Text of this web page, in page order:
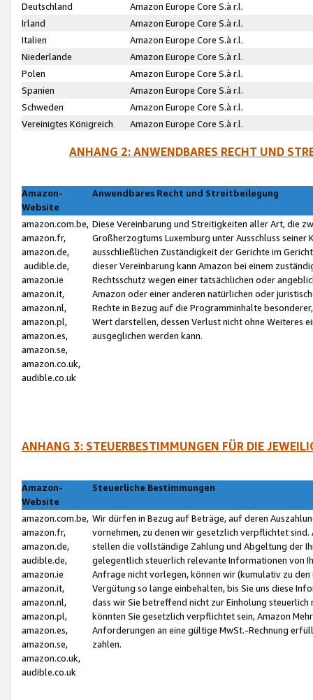
Deutschland
Amazon Europe Core S.à r.l.
Irland
Amazon Europe Core S.à r.l.
Italien
Amazon Europe Core S.à r.l.
Niederlande
Amazon Europe Core S.à r.l.
Polen
Amazon Europe Core S.à r.l.
Spanien
Amazon Europe Core S.à r.l.
Schweden
Amazon Europe Core S.à r.l.
Vereinigtes Königreich
Amazon Europe Core S.à r.l.
ANHANG 2: ANWENDBARES RECHT UND
Amazon-
Website
Anwendbares Recht und Streitbeilegung
amazon.com.be,
amazon.fr,
amazon.de,
audible.de,
amazon.ie
amazon.it,
amazon.nl,
amazon.pl,
amazon.es,
amazon.se,
amazon.co.uk,
audible.co.uk
Diese Vereinbarung und Streitigkeiten aller Art, die
Großherzogtums Luxemburg unter Ausschluss
ausschließlichen Zuständigkeit der Gerichte im
dieser Vereinbarung kann Amazon bei einem
Rechtsschutz wegen einer tatsächlichen oder
Amazon oder einer anderen natürlichen oder
Rechte in Bezug auf die Programminhalte
Wert darstellen, dessen Verlust nicht ohne Weiteres
ausgeglichen werden kann.
ANHANG 3: STEUERBESTIMMUNGEN FÜR DIE
Amazon-
Website
Steuerliche Bestimmungen
amazon.com.be,
amazon.fr,
amazon.de,
audible.de,
amazon.ie
amazon.it,
amazon.nl,
amazon.pl,
amazon.es,
amazon.se,
amazon.co.uk,
audible.co.uk
Wir dürfen in Bezug auf Beträge, auf deren
vornehmen, zu denen wir gesetzlich verpflichtet
stellen die vollständige Zahlung und Abgeltung der
gelegentlich steuerlich relevante Informationen von
Anfrage nicht vorlegen, können wir (kumulativ zu
Vergütung so lange einbehalten, bis Sie uns diese
dass wir Sie betreffend nicht zur Einholung
könnten Sie gesetzlich verpflichtet sein, Amazon
Anforderungen an eine gültige MwSt.-Rechnung
zahlen.